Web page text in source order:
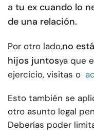
a tu ex cuando lo
de una relación.
Por otro lado,no
hijos juntosya que
ejercicio, visitas o
Esto también se
otro asunto legal
Deberías poder